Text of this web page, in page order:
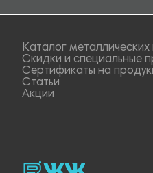
Каталог
Скидки и специальные
Сертификаты на
Статьи
Акции
rutubevk_video.
Vk.